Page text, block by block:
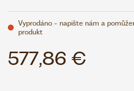
Vyprodáno - napište nám a
produkt
577,86 €